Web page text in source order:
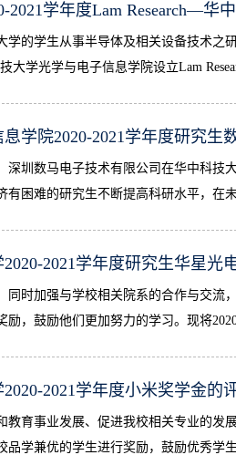
2021学年度Lam Research—华
学的学生从事半导体及相关设备技术之
大学光学与电子信息学院设立Lam
学院2020-2021学年度研究生
深圳数马电子技术有限公司在华中科技
有困难的研究生不断提高科研水平，在
2021学年度研究生华星光
同时加强与学校相关院系的合作与交流
励，鼓励他们更加努力的学习。现将
2021学年度小米奖学金的
教育事业发展、促进我校相关专业的发
品学兼优的学生进行奖励，鼓励优秀学